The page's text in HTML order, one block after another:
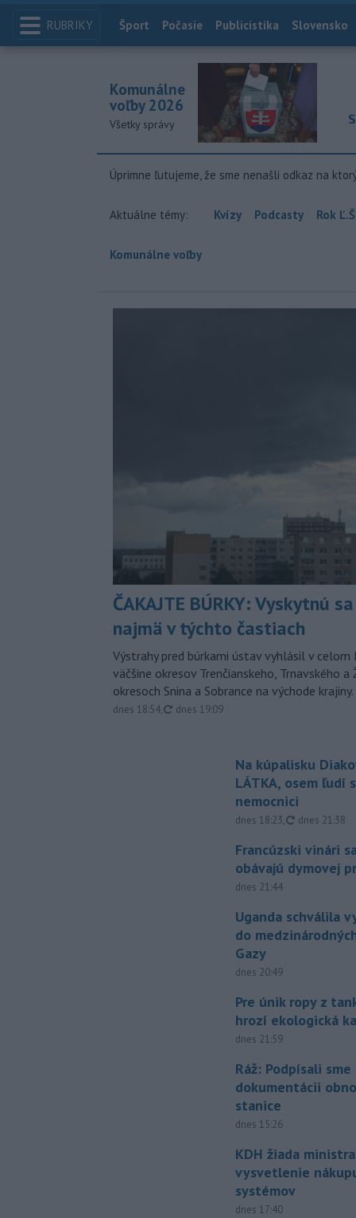
RUBRIKY Index
Šport Počasie Publicistika Slovensko
Komunálne
voľby 2026
Všetky správy
Úprimne ľutujeme, že sme nenašli odkaz na
Aktuálne témy: Kvízy Podcasty Rok
Komunálne voľby
ČAKAJTE BÚRKY: Vyskytnú
najmä v týchto častiach
Výstrahy pred búrkami ústav vyhlásil v
väčšine okresov Trenčianskeho, Trnavského a
okresoch Snina a Sobrance na východe krajiny.
dnes 18:54, aktualizované
dnes 19:09
Na kúpalisku
LÁTKA, osem ľudí
nemocnici
dnes 18:23, aktualizované
dnes 21:38
Francúzski vinári
obávajú dymovej
dnes 21:44
Uganda schválila
do
Gazy
dnes 20:49
Pre únik ropy z
hrozí ekologická
dnes 21:59
Ráž: Podpísali
dokumentácii
stanice
dnes 15:26
KDH žiada
vysvetlenie
systémov
dnes 17:40